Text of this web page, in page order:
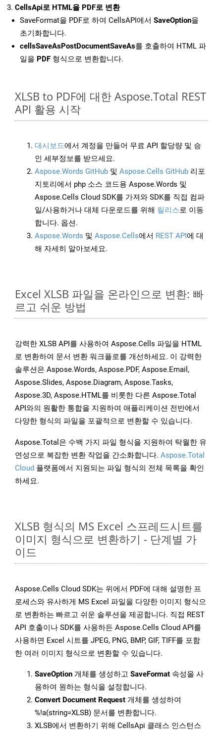
CellsApi로 HTML을 PDF로 변환
SaveFormat을 PDF로 하여 CellsAPI에서 SaveOption을
초기화합니다.
cellsSaveAsPostDocumentSaveAs를 호출하여 HTML 파
일을 PDF 형식으로 변환합니다.
XLSB to PDF에 대한 Aspose.Total REST
API 활용 시작
대시보드에서 계정을 만들어 무료 API 할당량 및 승
인 세부정보를 받으세요.
Aspose.Words GitHub 및 Aspose.Cells GitHub 리포
지토리에서 php 소스 코드용 Aspose.Words 및
Aspose.Cells Cloud SDK를 가져와 SDK를 직접 컴파
일/사용하거나 대체 다운로드를 위해 릴리스로 이동
합니다. 옵션.
Aspose.Words 및 Aspose.Cells에서 REST API에 대
해 자세히 알아보세요.
Excel XLSB 파일을 온라인으로 변환: 빠
르고 쉬운 방법
강력한 XLSB API를 사용하여 Aspose.Cells 파일을 HTML
로 변환하여 문서 변환 워크플로를 개선하세요. 이 강력한
솔루션은 Aspose.Words, Aspose.PDF, Aspose.Email,
Aspose.Slides, Aspose.Diagram, Aspose.Tasks,
Aspose.3D, Aspose.HTML를 비롯한 다른 Aspose.Total
API와의 원활한 통합을 지원하여 애플리케이션 전반에서
다양한 형식의 파일을 포괄적으로 변환할 수 있습니다.
Aspose.Total은 수백 가지 파일 형식을 지원하여 탁월한 유
연성으로 복잡한 변환 작업을 간소화합니다. Aspose.Total
Cloud 플랫폼에서 지원되는 파일 형식의 전체 목록을 확인
하세요.
XLSB 형식의 MS Excel 스프레드시트를
이미지 형식으로 변환하기 - 단계별 가
이드
Aspose.Cells Cloud SDK는 위에서 PDF에 대해 설명한 프
로세스와 유사하게 MS Excel 파일을 다양한 이미지 형식으
로 변환하는 빠르고 쉬운 솔루션을 제공합니다. 직접 REST
API 호출이나 SDK를 사용하든 Aspose.Cells Cloud API를
사용하면 Excel 시트를 JPEG, PNG, BMP, GIF, TIFF를 포함
한 여러 이미지 형식으로 변환할 수 있습니다.
SaveOption 개체를 생성하고 SaveFormat 속성을 사
용하여 원하는 형식을 설정합니다.
Convert Document Request 개체를 생성하여
%!a(string=XLSB) 문서를 변환합니다.
XLSB에서 변환하기 위해 CellsApi 클래스 인스턴스